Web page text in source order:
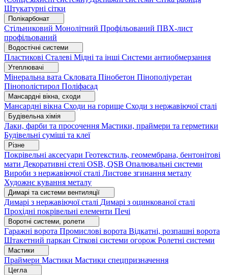
Штукатурні сітки
Полікарбонат
Стільниковий Монолітний Профільований ПВХ-лист
профільований
Водостічні системи
Пластикові Сталеві Мідні та інші Системи антиобмерзання
Утеплювачі
Мінеральна вата Скловата Пінобетон Пінополіуретан
Пінополістирол Поліфасад
Мансардні вікна, сходи
Мансардні вікна Сходи на горище Сходи з нержавіючої сталі
Будівельна хімія
Лаки, фарби та просочення Мастики, праймери та герметики
Будівельні суміші та клеї
Різне
Покрівельні аксесуари Геотекстиль, геомембрана, бентонітові
мати Декоративні стелі OSB, QSB Опалювальні системи
Вироби з нержавіючої сталі Листове згинання металу
Художнє кування металу
Димарі та системи вентиляції
Димарі з нержавіючої сталі Димарі з оцинкованої сталі
Прохідні покрівельні елементи Печі
Воротні системи, ролети
Гаражні ворота Промислові ворота Відкатні, розпашні ворота
Штакетний паркан Сіткові системи огорож Ролетні системи
Мастики
Праймери Мастики Мастики спецпризначення
Цегла